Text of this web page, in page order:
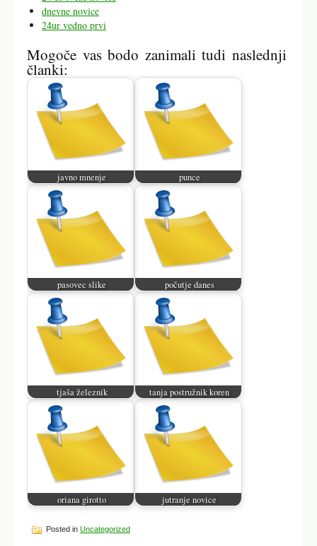
dnevne novice
24ur vedno prvi
Mogoče vas bodo zanimali tudi naslednji
članki:
javno mnenje punce
pasovec slike počutje danes
tjaša železnik tanja postružnik koren
oriana girotto jutranje novice
Posted inUncategorized